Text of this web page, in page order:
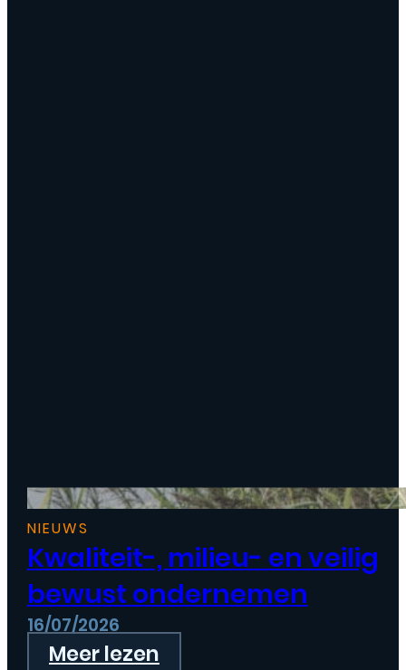
NIEUWS
Kwaliteit-, milieu- en veilig
bewust ondernemen
16/07/2026
Meer lezen